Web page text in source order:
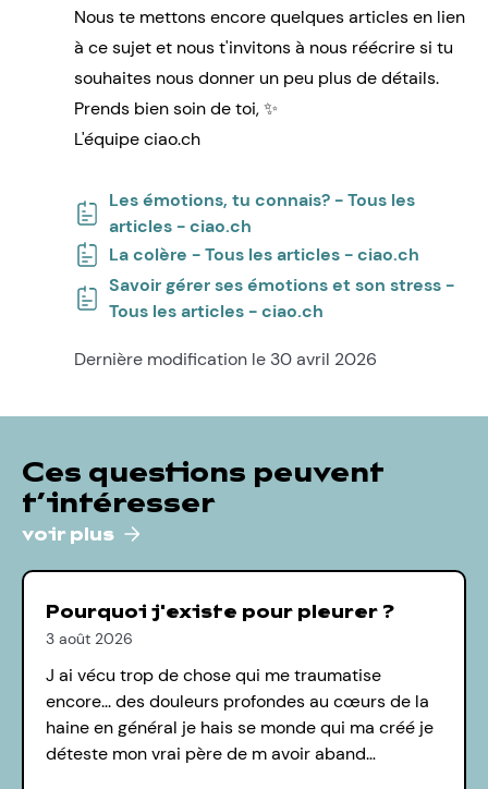
Nous te mettons encore quelques articles en lien
à ce sujet et nous t'invitons à nous réécrire si tu
souhaites nous donner un peu plus de détails.
Prends bien soin de toi, ✨
L'équipe ciao.ch
Les émotions, tu connais? - Tous les
articles - ciao.ch
La colère - Tous les articles - ciao.ch
Savoir gérer ses émotions et son stress -
Tous les articles - ciao.ch
Dernière modification le 30 avril 2026
Ces questions peuvent
t’intéresser
voir plus
Pourquoi j'existe pour pleurer ?
3 août 2026
J ai vécu trop de chose qui me traumatise
encore... des douleurs profondes au cœurs de la
haine en général je hais se monde qui ma créé je
déteste mon vrai père de m avoir aband…